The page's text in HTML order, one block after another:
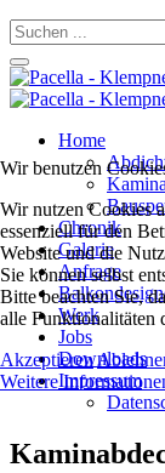
Home
Chronik
Galerie
Anfrage
Werk
Jobs
Downloads
Impressum
Wir benutzen
Wir nutzen Cookies
essenziell für den
Website und die
Sie können selbst
Bitte beachten Sie,
alle Funktionalitäten
Akzeptieren
Weitere